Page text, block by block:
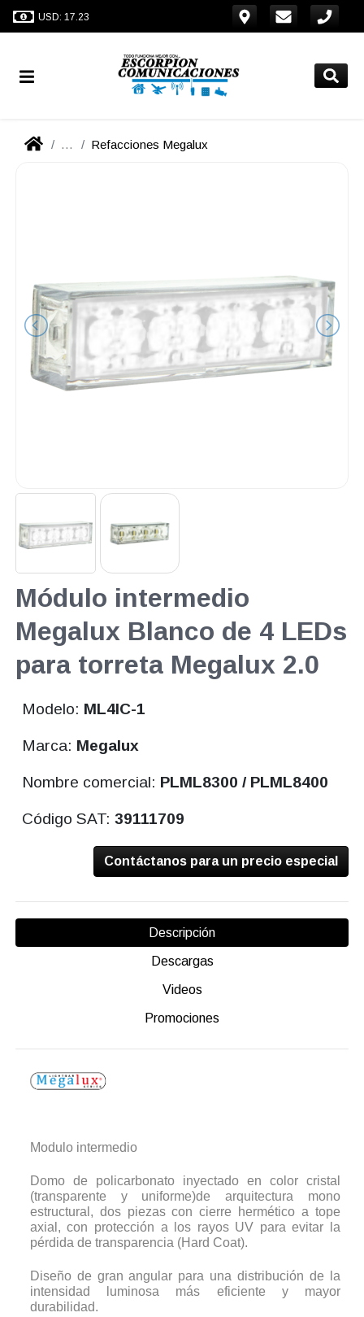
USD: 17.23
... Refacciones Megalux
Módulo intermedio
Megalux Blanco de 4 LEDs
para torreta Megalux 2.0
Modelo: ML4IC-1
Marca: Megalux
Nombre comercial: PLML8300 / PLML8400
Código SAT:39111709
Contáctanos para un precio especial
Descripción
Descargas
Videos
Promociones
Modulo intermedio
Domo de policarbonato inyectado en color cristal
(transparente y uniforme)de arquitectura mono
estructural, dos piezas con cierre hermético a tope
axial, con protección a los rayos UV para evitar la
pérdida de transparencia (Hard Coat).
Diseño de gran angular para una distribución de la
intensidad luminosa más eficiente y mayor
durabilidad.